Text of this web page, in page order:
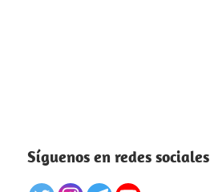
Síguenos en redes sociales